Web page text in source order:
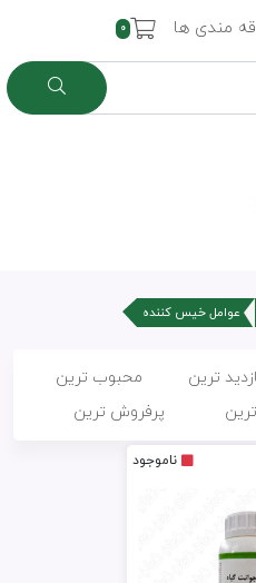
مندی ها 0
عوامل خیس کننده
ترین
محبوب ترین
پرفروش ترین
ناموجود